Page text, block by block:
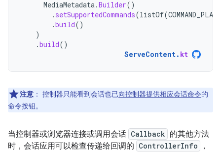
MediaMetadata.Builder()
. setSupportedCommands(listOf(
.build()
)
.build()
ServeContent. kt
注意 ： 控制器只能看到会话也已向控制器提供相应会话命令的
命令按钮。
当控制器或浏览器连接或调用会话 Callback 的其他方法
时，会话应用可以检查传递给回调的 ControllerInfo
，